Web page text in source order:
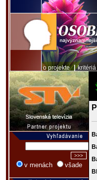
o projekte|kritériá
v menách všade